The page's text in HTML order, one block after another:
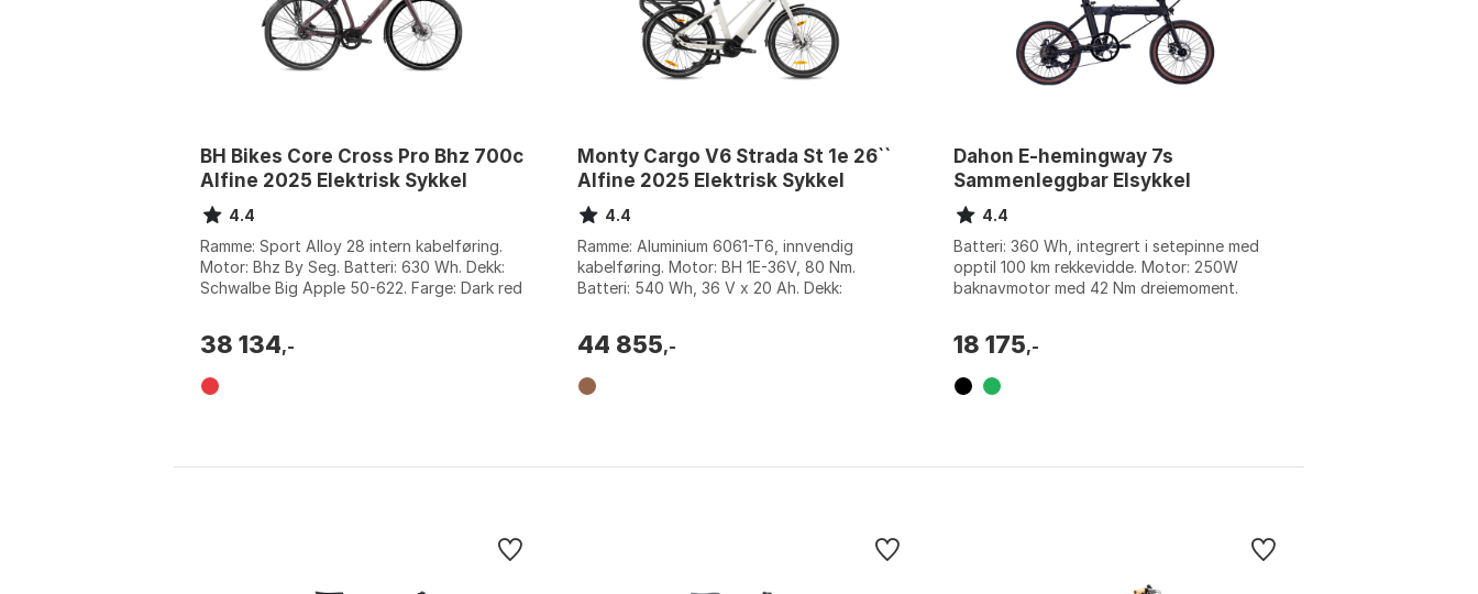
BH Bikes Core Cross Pro Bhz 700c
Alfine 2025 Elektrisk Sykkel
4.4
Ramme: Sport Alloy 28 intern kabelføring.
Motor: Bhz By Seg. Batteri: 630 Wh. Dekk:
Schwalbe Big Apple 50-622. Farge: Dark red
38 134,-
Monty Cargo V6 Strada St 1e 26``
Alfine 2025 Elektrisk Sykkel
4.4
Ramme: Aluminium 6061-T6, innvendig
kabelføring. Motor: BH 1E-36V, 80 Nm.
Batteri: 540 Wh, 36 V x 20 Ah. Dekk:
44 855,-
Dahon E-hemingway 7s
Sammenleggbar Elsykkel
4.4
Batteri: 360 Wh, integrert i setepinne med
opptil 100 km rekkevidde. Motor: 250W
baknavmotor med 42 Nm dreiemoment.
18 175,-